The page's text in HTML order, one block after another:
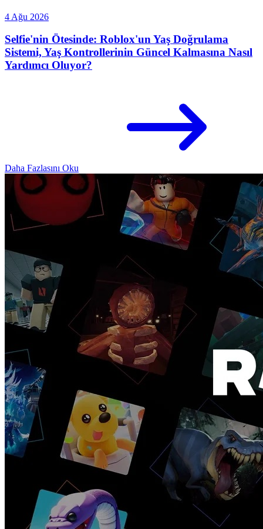
4 Ağu 2026
Selfie'nin Ötesinde: Roblox'un Yaş Doğrulama
Sistemi, Yaş Kontrollerinin Güncel Kalmasına Nasıl
Yardımcı Oluyor?
Daha Fazlasını Oku